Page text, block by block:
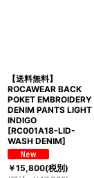
【送料無料】
ROCAWEAR BACK
POKET EMBROIDERY
DENIM PANTS LIGHT
INDIGO
[RC001A18-LID-
WASH DENIM]
￥15,800(税別)